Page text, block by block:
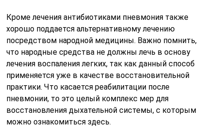
Кроме лечения антибиотиками пневмония также
хорошо поддается альтернативному лечению
посредством народной медицины. Важно помнить,
что народные средства не должны лечь в основу
лечения воспаления легких, так как данный способ
применяется уже в качестве восстановительной
практики. Что касается реабилитации после
пневмонии, то это целый комплекс мер для
восстановления дыхательной системы, с которым
можно ознакомиться здесь.